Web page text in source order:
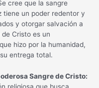
cree que la sangre
tiene un poder redentor y
y otorgar salvación a
Cristo es un
hizo por la humanidad,
entrega total.
Sangre de Cristo: